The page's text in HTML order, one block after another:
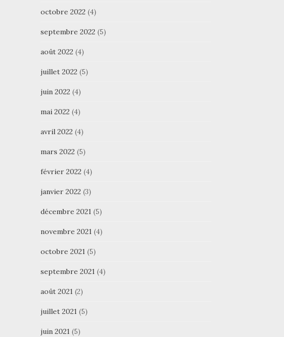
octobre 2022 (4)
septembre 2022 (5)
août 2022 (4)
juillet 2022 (5)
juin 2022 (4)
mai 2022 (4)
avril 2022 (4)
mars 2022 (5)
février 2022 (4)
janvier 2022 (3)
décembre 2021(5)
novembre 2021(4)
octobre 2021(5)
septembre 2021(4)
août 2021(2)
juillet 2021(5)
juin 2021(5)